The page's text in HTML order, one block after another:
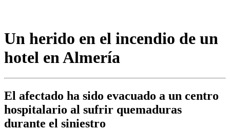
Un herido en el incendio de un
hotel en Almería
El afectado ha sido evacuado a un centro
hospitalario al sufrir quemaduras
durante el siniestro